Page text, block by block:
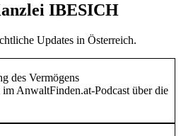
IBESICH
Updates in Österreich.
des Vermögens
AnwaltFinden.at-Podcast über die